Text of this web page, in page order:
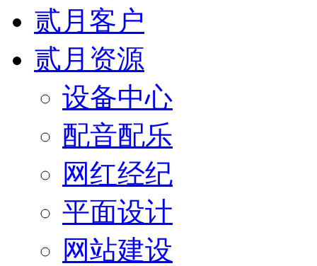
贰月客户
贰月资源
设备中心
配音配乐
网红经纪
平面设计
网站建设